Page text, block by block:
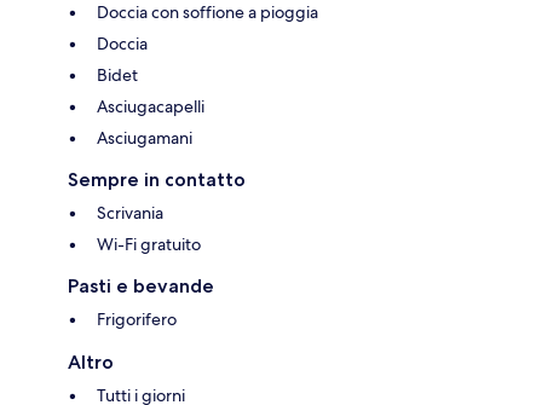
Doccia con soffione a pioggia
Doccia
Bidet
Asciugacapelli
Asciugamani
Sempre in contatto
Scrivania
Wi-Fi gratuito
Pasti e bevande
Frigorifero
Altro
Tutti i giorni